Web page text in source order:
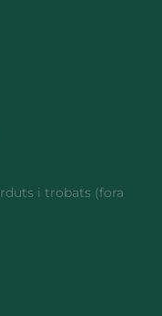
i trobats (fora